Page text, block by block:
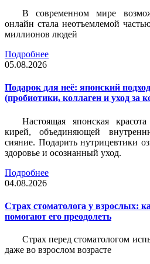
В современном мире
онлайн стала неотъемлемой
миллионов людей
Подробнее
05.08.2026
Подарок для неё: японский
(пробиотики, коллаген и уход за
Настоящая японская
кирей, объединяющей
сияние. Подарить нутрицевтики
здоровье и осознанный уход.
Подробнее
04.08.2026
Страх стоматолога у взрослых:
помогают его преодолеть
Страх перед стоматологом
даже во взрослом возрасте